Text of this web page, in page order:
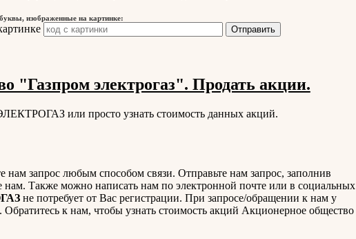
изображенные на картинке:
"Газпром электрогаз". Продать акции.
или просто узнать стоимость данных акций.
запрос любым способом связи. Отправьте нам запрос, заполнив
Также можно написать нам по электронной почте или в социальных
не потребует от Вас регистрации. При запросе/обращении к нам у
Обратитесь к нам, чтобы узнать стоимость акций Акционерное общество